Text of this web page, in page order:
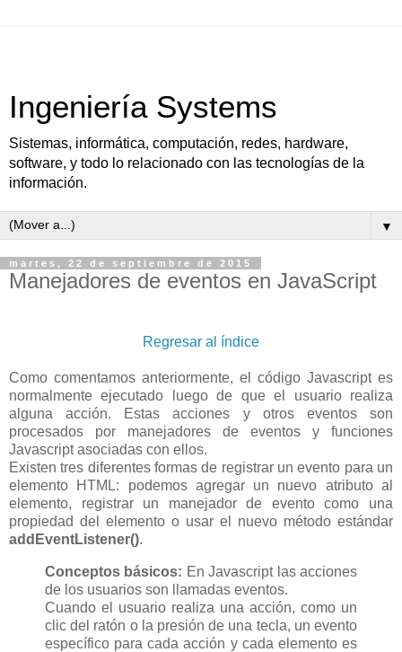
Ingeniería Systems
Sistemas, informática, computación, redes, hardware,
software, y todo lo relacionado con las tecnologías de la
información.
▼
martes, 22 de septiembre de 2015
Manejadores de eventos en JavaScript
Regresar al índice
Como comentamos anteriormente, el código Javascript es
normalmente ejecutado luego de que el usuario realiza
alguna acción. Estas acciones y otros eventos son
procesados por manejadores de eventos y funciones
Javascript asociadas con ellos.
Existen tres diferentes formas de registrar un evento para un
elemento HTML: podemos agregar un nuevo atributo al
elemento, registrar un manejador de evento como una
propiedad del elemento o usar el nuevo método estándar
addEventListener().
Conceptos básicos: En Javascript las acciones
de los usuarios son llamadas eventos.
Cuando el usuario realiza una acción, como un
clic del ratón o la presión de una tecla, un evento
específico para cada acción y cada elemento es